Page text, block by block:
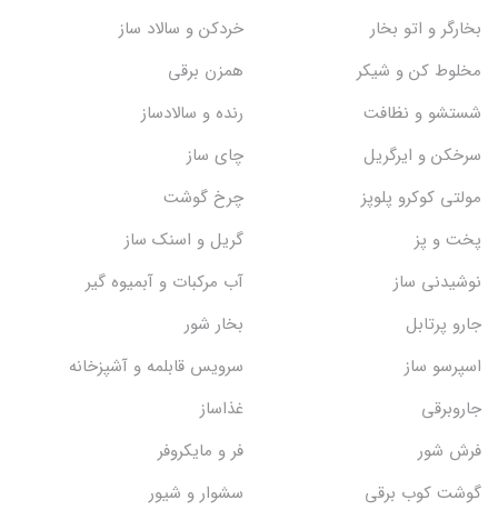
بخارگر و اتو بخار
خردکن و سالاد ساز
مخلوط کن و شیکر
همزن برقی
شستشو و نظافت
رنده و سالادساز
سرخکن و ایرگریل
چای ساز
مولتی کوکرو پلوپز
چرخ گوشت
پخت و پز
گریل و اسنک‌ ساز
نوشیدنی ساز
آب مرکبات و آبمیوه گیر
جارو پرتابل
بخار شور
اسپرسو ساز
سرویس قابلمه و آشپزخانه
جاروبرقی
غذاساز
فرش شور
فر و مایکروفر
گوشت کوب برقی
سشوار و شیور